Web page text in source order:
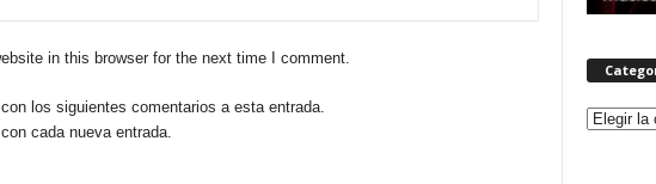
in this browser for the next time I comment.
los siguientes comentarios a esta entrada.
cada nueva entrada.